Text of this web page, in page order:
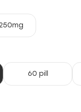
60 pill